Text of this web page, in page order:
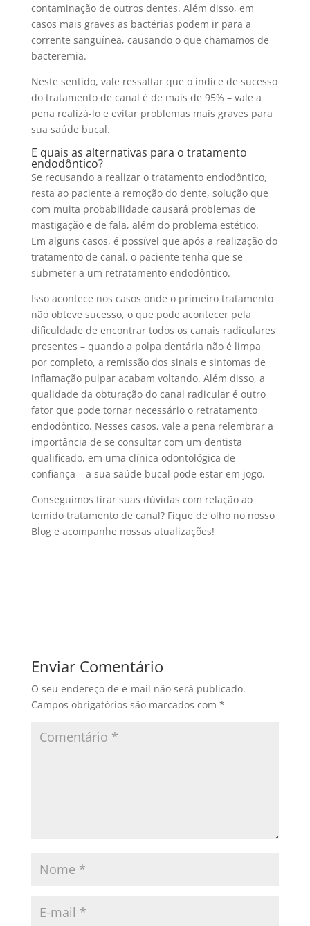
contaminação de outros dentes. Além disso, em
casos mais graves as bactérias podem ir para a
corrente sanguínea, causando o que chamamos de
bacteremia.
Neste sentido, vale ressaltar que o índice de sucesso
do tratamento de canal é de mais de 95% – vale a
pena realizá-lo e evitar problemas mais graves para
sua saúde bucal.
E quais as alternativas para o tratamento
endodôntico?
Se recusando a realizar o tratamento endodôntico,
resta ao paciente a remoção do dente, solução que
com muita probabilidade causará problemas de
mastigação e de fala, além do problema estético.
Em alguns casos, é possível que após a realização do
tratamento de canal, o paciente tenha que se
submeter a um retratamento endodôntico.
Isso acontece nos casos onde o primeiro tratamento
não obteve sucesso, o que pode acontecer pela
dificuldade de encontrar todos os canais radiculares
presentes – quando a polpa dentária não é limpa
por completo, a remissão dos sinais e sintomas de
inflamação pulpar acabam voltando. Além disso, a
qualidade da obturação do canal radicular é outro
fator que pode tornar necessário o retratamento
endodôntico. Nesses casos, vale a pena relembrar a
importância de se consultar com um dentista
qualificado, em uma clínica odontológica de
confiança – a sua saúde bucal pode estar em jogo.
Conseguimos tirar suas dúvidas com relação ao
temido tratamento de canal? Fique de olho no nosso
Blog e acompanhe nossas atualizações!
Enviar Comentário
O seu endereço de e-mail não será publicado.
Campos obrigatórios são marcados com *